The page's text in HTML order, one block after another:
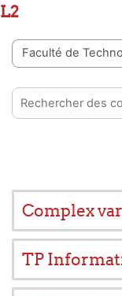
L2
Catégories de
Rechercher des
Complex
TP